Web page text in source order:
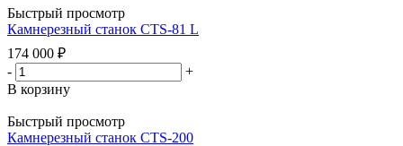
Быстрый просмотр
Камнерезный станок CTS-81 L
174 000 ₽
-
+
В корзину
Быстрый просмотр
Камнерезный станок CTS-200